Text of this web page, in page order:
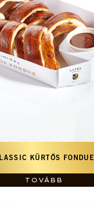
KÜRTŐS FONDUE
TOVÁBB